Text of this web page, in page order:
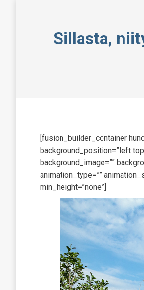
Sillasta,
[fusion_builder_container
background_position=”left
background_image=””
animation_type=””
min_height=”none”]